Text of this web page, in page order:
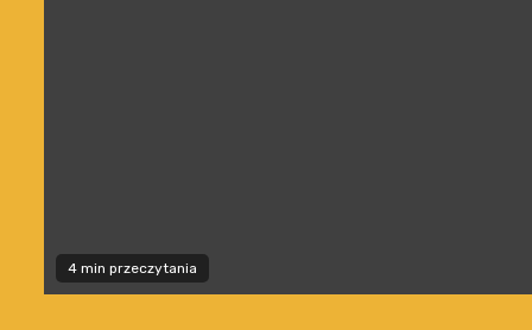
4 min przeczytania